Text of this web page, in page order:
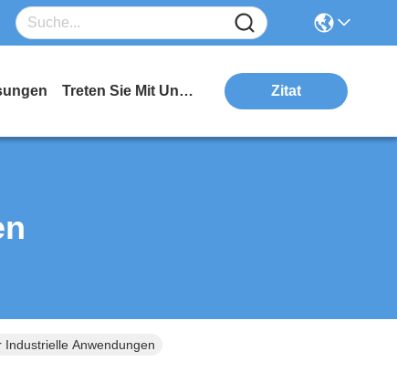
Treten Sie Mit Uns In Verbindung Zitat
Anwendungen